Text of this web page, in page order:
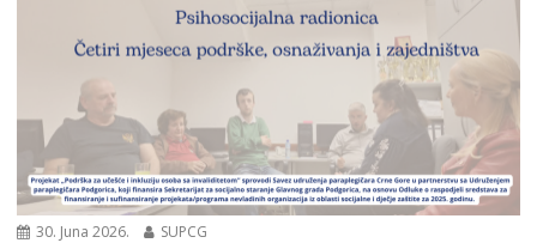
30. Juna 2026. SUPCG